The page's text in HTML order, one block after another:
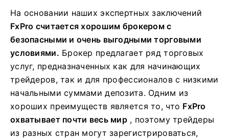
На основании наших экспертных заключений
FxPro считается хорошим брокером с
безопасными и очень выгодными торговыми
условиями. Брокер предлагает ряд торговых
услуг, предназначенных как для начинающих
трейдеров, так и для профессионалов с низкими
начальными суммами депозита. Одним из
хороших преимуществ является то, что FxPro
охватывает почти весь мир , поэтому трейдеры
из разных стран могут зарегистрироваться,